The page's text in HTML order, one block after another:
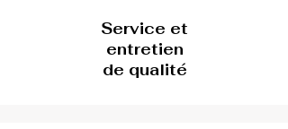
Service et
entretien
de qualité